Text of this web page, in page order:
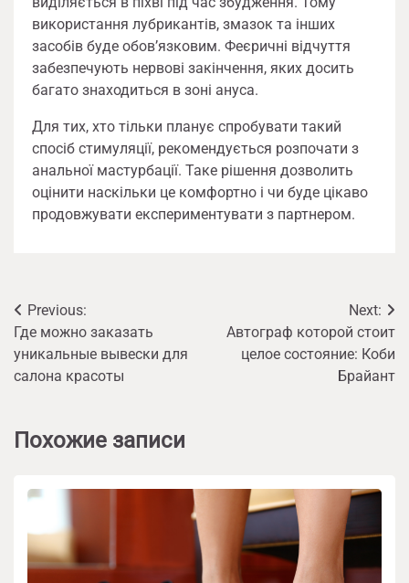
використання лубрикантів, змазок та інших
засобів буде обов’язковим. Феєричні відчуття
забезпечують нервові закінчення, яких досить
багато знаходиться в зоні ануса.
Для тих, хто тільки планує спробувати такий
спосіб стимуляції, рекомендується розпочати з
анальної мастурбації. Таке рішення дозволить
оцінити наскільки це комфортно і чи буде цікаво
продовжувати експериментувати з партнером.
Навигация
по
записям
Previous:
Где можно заказать
уникальные вывески для
салона красоты
Next:
Автограф которой стоит
целое состояние: Коби
Брайант
Похожие записи